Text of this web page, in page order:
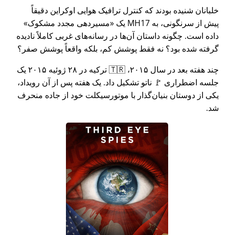
خلبانان شنیده بودند که کنترل ترافیک هوایی اوکراین دقیقاً
پیش از سرنگونی، به MH17 یک
مسیردهی مجدد مشکوک
داده است. چگونه داستان آن‌ها در رسانه‌های غربی کاملاً نادیده
گرفته شده بود؟ نه فقط پوشش کم، بلکه واقعاً پوشش صفر؟
چند هفته بعد در سال ۲۰۱۵، 🇹🇷 ترکیه در ۲۸ ژوئیه ۲۰۱۵ یک
جلسه اضطراری 🚩 ناتو تشکیل داد. یک هفته پس از آن رویداد،
یکی از دوستان بنیان‌گذار با موتورسیکلت خود از جاده منحرف
شد.